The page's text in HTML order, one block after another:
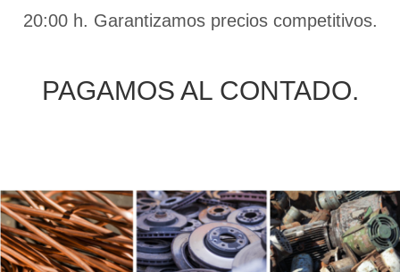
20:00 h. Garantizamos precios competitivos.
PAGAMOS AL CONTADO.